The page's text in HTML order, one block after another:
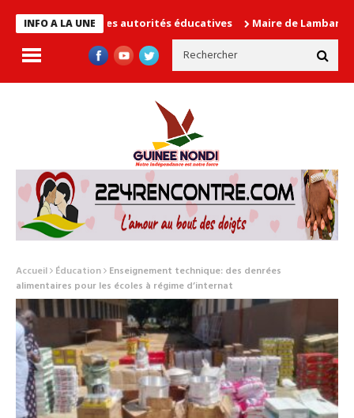
INFO A LA UNE
cause les autorités éducatives Maire de Lambanyi : Baba
Accueil Éducation Enseignement technique: des denrées
alimentaires pour les écoles à régime d’internat